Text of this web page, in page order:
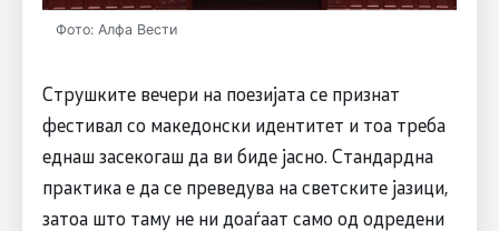
Фото: Алфа Вести
Струшките вечери на поезијата се признат
фестивал со македонски идентитет и тоа треба
еднаш засекогаш да ви биде јасно. Стандардна
практика е да се преведува на светските јазици,
затоа што таму не ни доаѓаат само од одредени